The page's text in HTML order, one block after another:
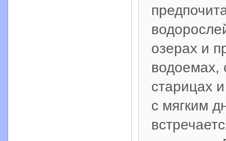
озерах и
водоемах,
старицах
с мягким